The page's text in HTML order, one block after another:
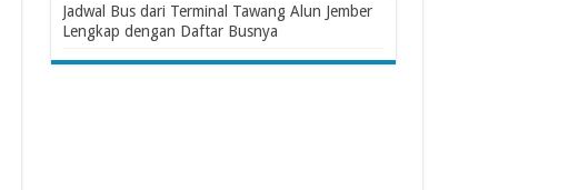
Jadwal Bus dari Terminal Tawang Alun Jember
Lengkap dengan Daftar Busnya